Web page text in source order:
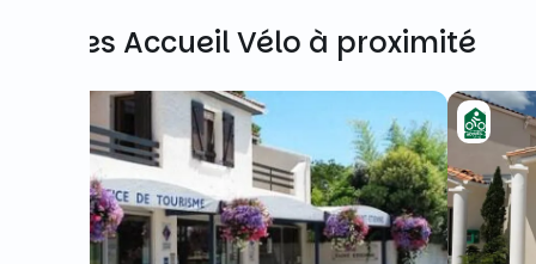
Autres Accueil Vélo à proximité